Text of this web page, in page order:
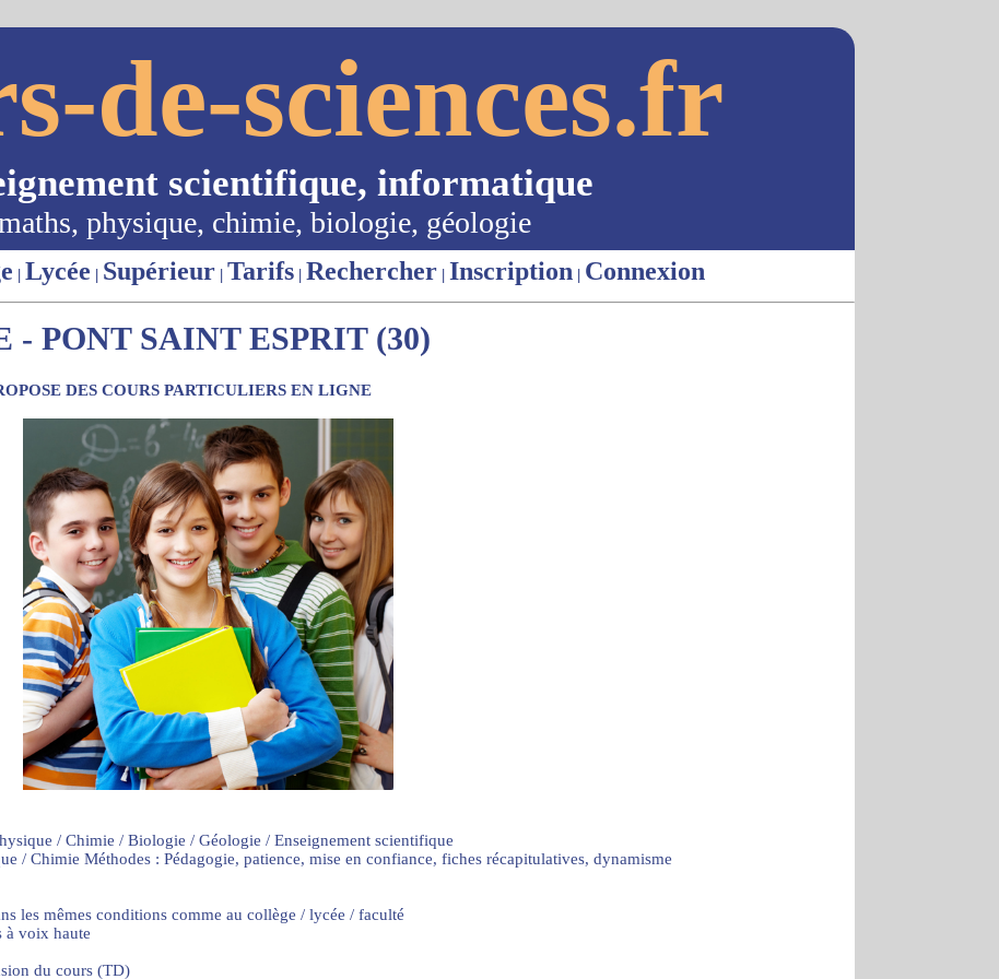
de-sciences.fr
scientifique, informatique
physique, chimie, biologie, géologie
| Lycée | Supérieur | Tarifs | Rechercher | Inscription | Connexion
- PONT SAINT ESPRIT (30)
DES COURS PARTICULIERS EN LIGNE
/ Chimie / Biologie / Géologie / Enseignement scientifique
/ Chimie Méthodes : Pédagogie, patience, mise en confiance, fiches récapitulatives, dynamisme
les mêmes conditions comme au collège / lycée / faculté
à voix haute
du cours (TD)